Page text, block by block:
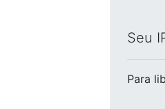
Seu
Para